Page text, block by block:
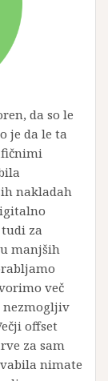
da so le
je da le ta
nakladah
za
manjših
več
nezmogljiv
offset
za sam
nimate